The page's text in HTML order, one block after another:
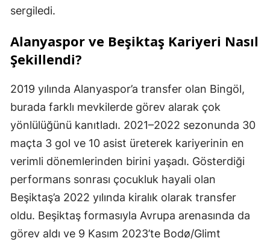
sergiledi.
Alanyaspor ve Beşiktaş Kariyeri Nasıl
Şekillendi?
2019 yılında Alanyaspor’a transfer olan Bingöl,
burada farklı mevkilerde görev alarak çok
yönlülüğünü kanıtladı. 2021–2022 sezonunda 30
maçta 3 gol ve 10 asist üreterek kariyerinin en
verimli dönemlerinden birini yaşadı. Gösterdiği
performans sonrası çocukluk hayali olan
Beşiktaş’a 2022 yılında kiralık olarak transfer
oldu. Beşiktaş formasıyla Avrupa arenasında da
görev aldı ve 9 Kasım 2023’te Bodø/Glimt